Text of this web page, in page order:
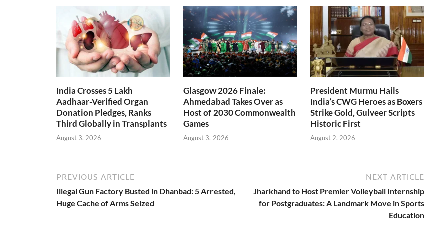
India Crosses 5 Lakh
Aadhaar-Verified Organ
Donation Pledges, Ranks
Third Globally in Transplants
August 3, 2026
Glasgow 2026 Finale:
Ahmedabad Takes Over as
Host of 2030 Commonwealth
Games
August 3, 2026
President Murmu Hails
India’s CWG Heroes as Boxers
Strike Gold, Gulveer Scripts
Historic First
August 2, 2026
PREVIOUS ARTICLE
Illegal Gun Factory Busted in Dhanbad: 5 Arrested,
Huge Cache of Arms Seized
NEXT ARTICLE
Jharkhand to Host Premier Volleyball Internship
for Postgraduates: A Landmark Move in Sports
Education